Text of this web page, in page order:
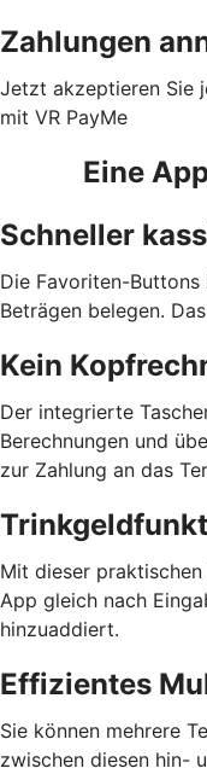
Zahlungen
Jetzt akzeptieren Sie
mit VR PayMe
Eine
Schneller
Die Favoriten-
Beträgen belegen.
Kein
Der integrierte
Berechnungen und
zur Zahlung an das
Mit dieser
App gleich nach
hinzuaddiert.
Effizientes
Sie können mehrere
zwischen diesen hin-